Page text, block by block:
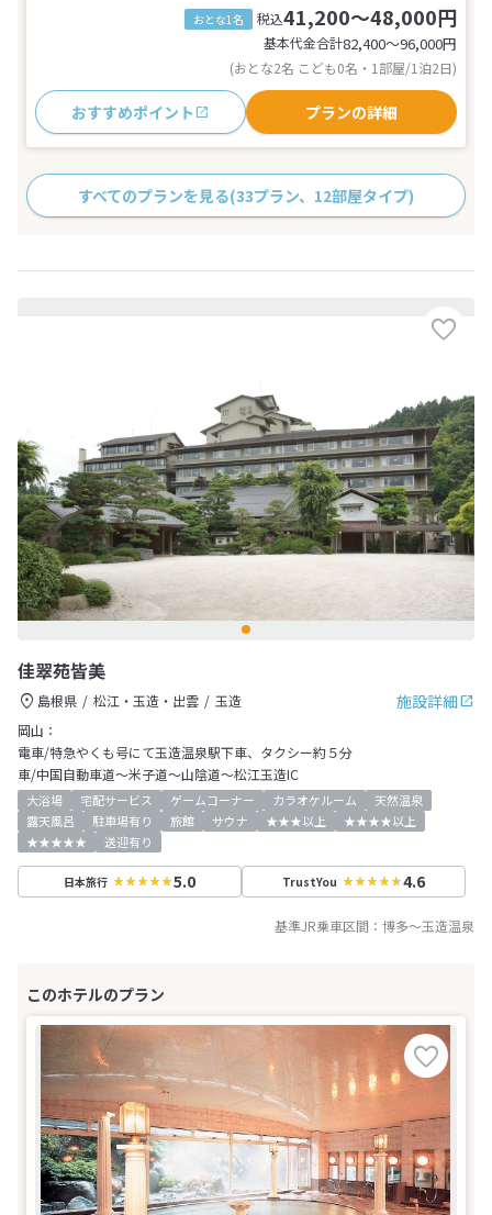
おとな1名 税込41,200～48,000円
基本代金合計82,400〜96,000円
(おとな2名 こども0名・1部屋/1泊2日)
おすすめポイント プランの詳細
すべてのプランを見る(33プラン、12部屋タイプ)
佳翠苑皆美
施設詳細
島根県 松江・玉造・出雲
玉造
岡山：
電車/特急やくも号にて玉造温泉駅下車、タクシー約５分
車/中国自動車道～米子道～山陰道～松江玉造IC
大浴場 宅配サービス ゲームコーナー カラオケルーム
天然温泉
露天風呂
駐車場有り 旅館 サウナ ★★★以上
★★★★以上
★★★★★
送迎有り
日本旅行 5.0 TrustYou 4.6
基準JR乗車区間： 博多～玉造温泉